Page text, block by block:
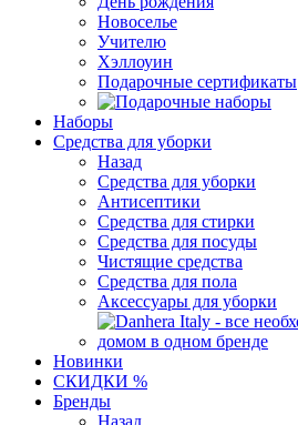
Новоселье
Учителю
Хэллоуин
Подарочные сертификаты
Наборы
Средства для уборки
Назад
Средства для уборки
Антисептики
Средства для стирки
Средства для посуды
Чистящие средства
Средства для пола
Аксессуары для уборки
Новинки
СКИДКИ %
Бренды
Назад